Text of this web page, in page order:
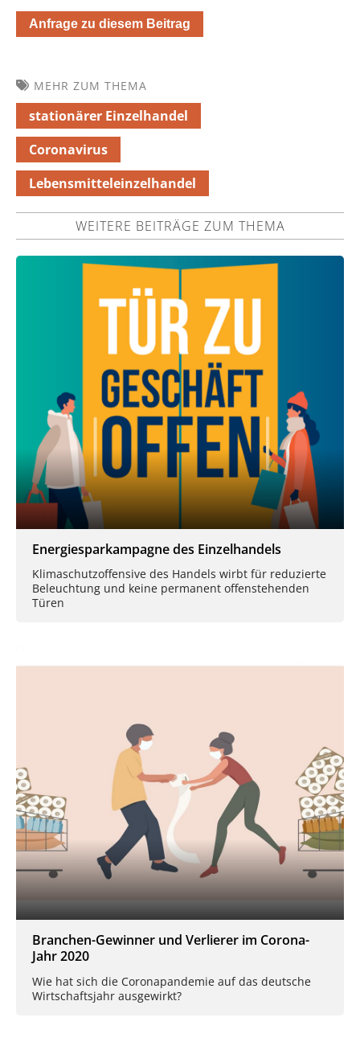
Anfrage zu diesem Beitrag
MEHR ZUM THEMA
stationärer Einzelhandel
Coronavirus
Lebensmitteleinzelhandel
WEITERE BEITRÄGE ZUM THEMA
Energiesparkampagne des Einzelhandels
Klimaschutzoffensive des Handels wirbt für reduzierte
Beleuchtung und keine permanent offenstehenden
Türen
Branchen-Gewinner und Verlierer im Corona-
Jahr 2020
Wie hat sich die Coronapandemie auf das deutsche
Wirtschaftsjahr ausgewirkt?